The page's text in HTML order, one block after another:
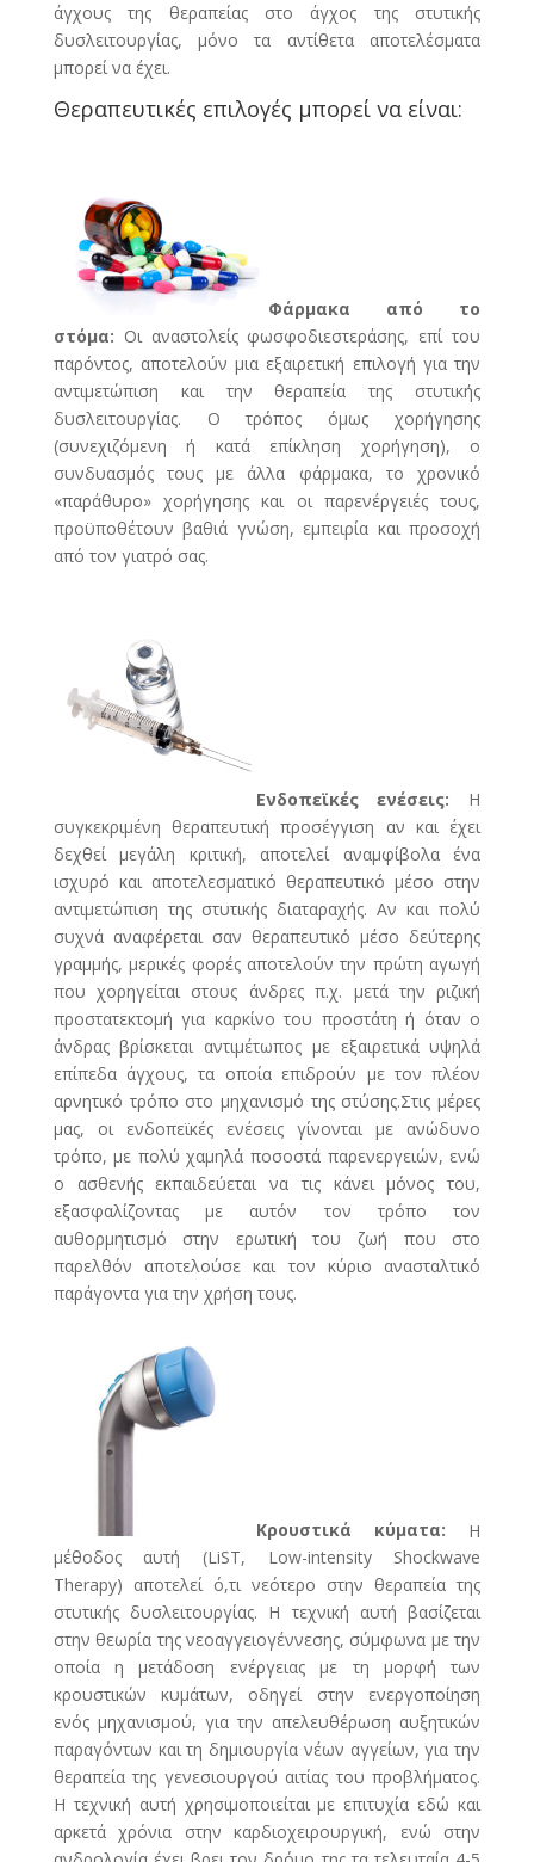
άγχους της θεραπείας στο άγχος της στυτικής
δυσλειτουργίας, μόνο τα αντίθετα αποτελέσματα
μπορεί να έχει.
Θεραπευτικές επιλογές μπορεί να είναι:
Φάρμακα από το
στόμα: Οι αναστολείς φωσφοδιεστεράσης, επί του
παρόντος, αποτελούν μια εξαιρετική επιλογή για την
αντιμετώπιση και την θεραπεία της στυτικής
δυσλειτουργίας. Ο τρόπος όμως χορήγησης
(συνεχιζόμενη ή κατά επίκληση χορήγηση), ο
συνδυασμός τους με άλλα φάρμακα, το χρονικό
«παράθυρο» χορήγησης και οι παρενέργειές τους,
προϋποθέτουν βαθιά γνώση, εμπειρία και προσοχή
από τον γιατρό σας.
Ενδοπεϊκές ενέσεις: Η
συγκεκριμένη θεραπευτική προσέγγιση αν και έχει
δεχθεί μεγάλη κριτική, αποτελεί αναμφίβολα ένα
ισχυρό και αποτελεσματικό θεραπευτικό μέσο στην
αντιμετώπιση της στυτικής διαταραχής. Αν και πολύ
συχνά αναφέρεται σαν θεραπευτικό μέσο δεύτερης
γραμμής, μερικές φορές αποτελούν την πρώτη αγωγή
που χορηγείται στους άνδρες π.χ. μετά την ριζική
προστατεκτομή για καρκίνο του προστάτη ή όταν ο
άνδρας βρίσκεται αντιμέτωπος με εξαιρετικά υψηλά
επίπεδα άγχους, τα οποία επιδρούν με τον πλέον
αρνητικό τρόπο στο μηχανισμό της στύσης.Στις μέρες
μας, οι ενδοπεϊκές ενέσεις γίνονται με ανώδυνο
τρόπο, με πολύ χαμηλά ποσοστά παρενεργειών, ενώ
ο ασθενής εκπαιδεύεται να τις κάνει μόνος του,
εξασφαλίζοντας με αυτόν τον τρόπο τον
αυθορμητισμό στην ερωτική του ζωή που στο
παρελθόν αποτελούσε και τον κύριο ανασταλτικό
παράγοντα για την χρήση τους.
Κρουστικά κύματα: Η
μέθοδος αυτή (LiST, Low-intensity Shockwave
Therapy) αποτελεί ό,τι νεότερο στην θεραπεία της
στυτικής δυσλειτουργίας. Η τεχνική αυτή βασίζεται
στην θεωρία της νεοαγγειογέννεσης, σύμφωνα με την
οποία η μετάδοση ενέργειας με τη μορφή των
κρουστικών κυμάτων, οδηγεί στην ενεργοποίηση
ενός μηχανισμού, για την απελευθέρωση αυξητικών
παραγόντων και τη δημιουργία νέων αγγείων, για την
θεραπεία της γενεσιουργού αιτίας του προβλήματος.
Η τεχνική αυτή χρησιμοποιείται με επιτυχία εδώ και
αρκετά χρόνια στην καρδιοχειρουργική, ενώ στην